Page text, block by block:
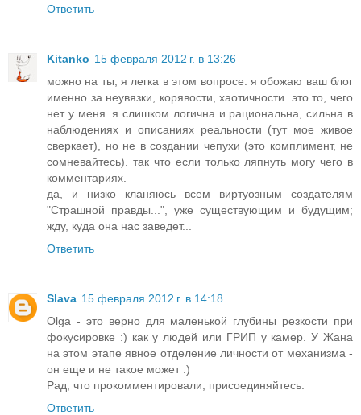
Ответить
Kitanko 15 февраля 2012 г. в 13:26
можно на ты, я легка в этом вопросе. я обожаю ваш блог
именно за неувязки, корявости, хаотичности. это то, чего
нет у меня. я слишком логична и рациональна, сильна в
наблюдениях и описаниях реальности (тут мое живое
сверкает), но не в создании чепухи (это комплимент, не
сомневайтесь). так что если только ляпнуть могу чего в
комментариях.
да, и низко кланяюсь всем виртуозным создателям
"Страшной правды...", уже существующим и будущим;
жду, куда она нас заведет...
Ответить
Slava 15 февраля 2012 г. в 14:18
Olga - это верно для маленькой глубины резкости при
фокусировке :) как у людей или ГРИП у камер. У Жана
на этом этапе явное отделение личности от механизма -
он еще и не такое может :)
Рад, что прокомментировали, присоединяйтесь.
Ответить